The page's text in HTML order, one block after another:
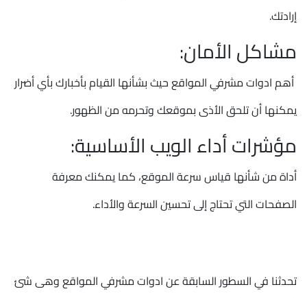
إرادتك.
مشاكل الأمان:
أهم ادوات مشرفي المواقع حيث بشأنها القيام بأخبارك بأي أضرار
يمكنها أن تلحق الأذى بموقعك وتحرمه من الظهور.
مؤشرات أداء الويب الأساسية:
أداة من شأنها قياس سرعة الموقع، كما يمكنك معرفة
الصفحات التي تحتاج إلى تحسين السرعة والأداء.
تحدثنا في السطور السابقة عن ادوات مشرفي المواقع وهى شئ